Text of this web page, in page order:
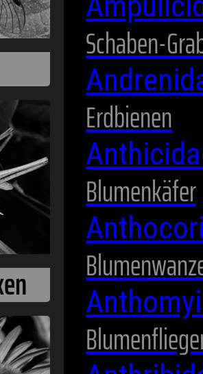
Schaben-
Erdbienen
Blumenkäfer